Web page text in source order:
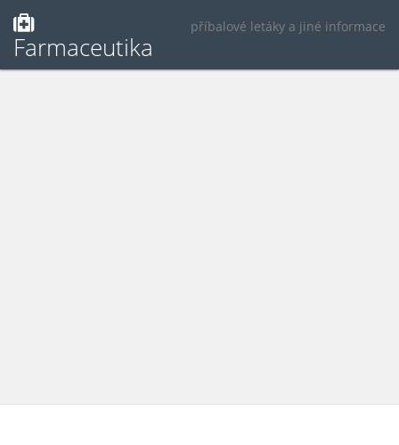
příbalové letáky a jiné informace
Farmaceutika